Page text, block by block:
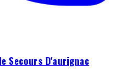
Secours D'aurignac